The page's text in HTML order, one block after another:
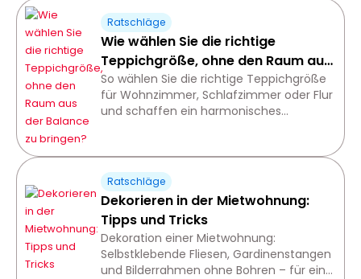
Ratschläge
Wie wählen Sie die richtige
Teppichgröße, ohne den Raum aus
der Balance zu bringen?
So wählen Sie die richtige Teppichgröße
für Wohnzimmer, Schlafzimmer oder Flur
und schaffen ein harmonisches
Ratschläge
Dekorieren in der Mietwohnung:
Tipps und Tricks
Dekoration einer Mietwohnung:
Selbstklebende Fliesen, Gardinenstangen
und Bilderrahmen ohne Bohren – für ein